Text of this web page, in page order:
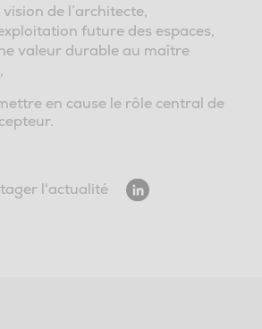
de l’architecte,
future des espaces,
valeur durable au maître
en cause le rôle central de
l'actualité